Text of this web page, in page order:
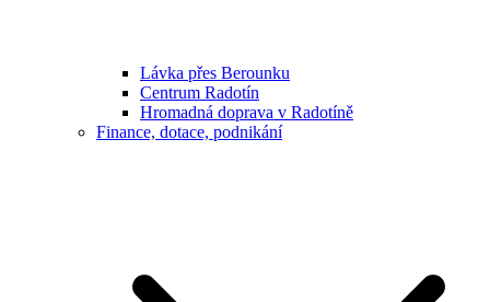
Lávka přes Berounku
Centrum Radotín
Hromadná doprava v Radotíně
Finance, dotace, podnikání